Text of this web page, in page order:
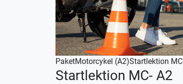
PaketMotorcykel (A2)Startlektion MC
Startlektion MC- A2